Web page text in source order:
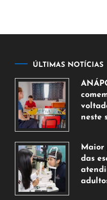
ÚLTIMAS NOTÍCIAS
neste
de
agosto
de
2026
Maior
das